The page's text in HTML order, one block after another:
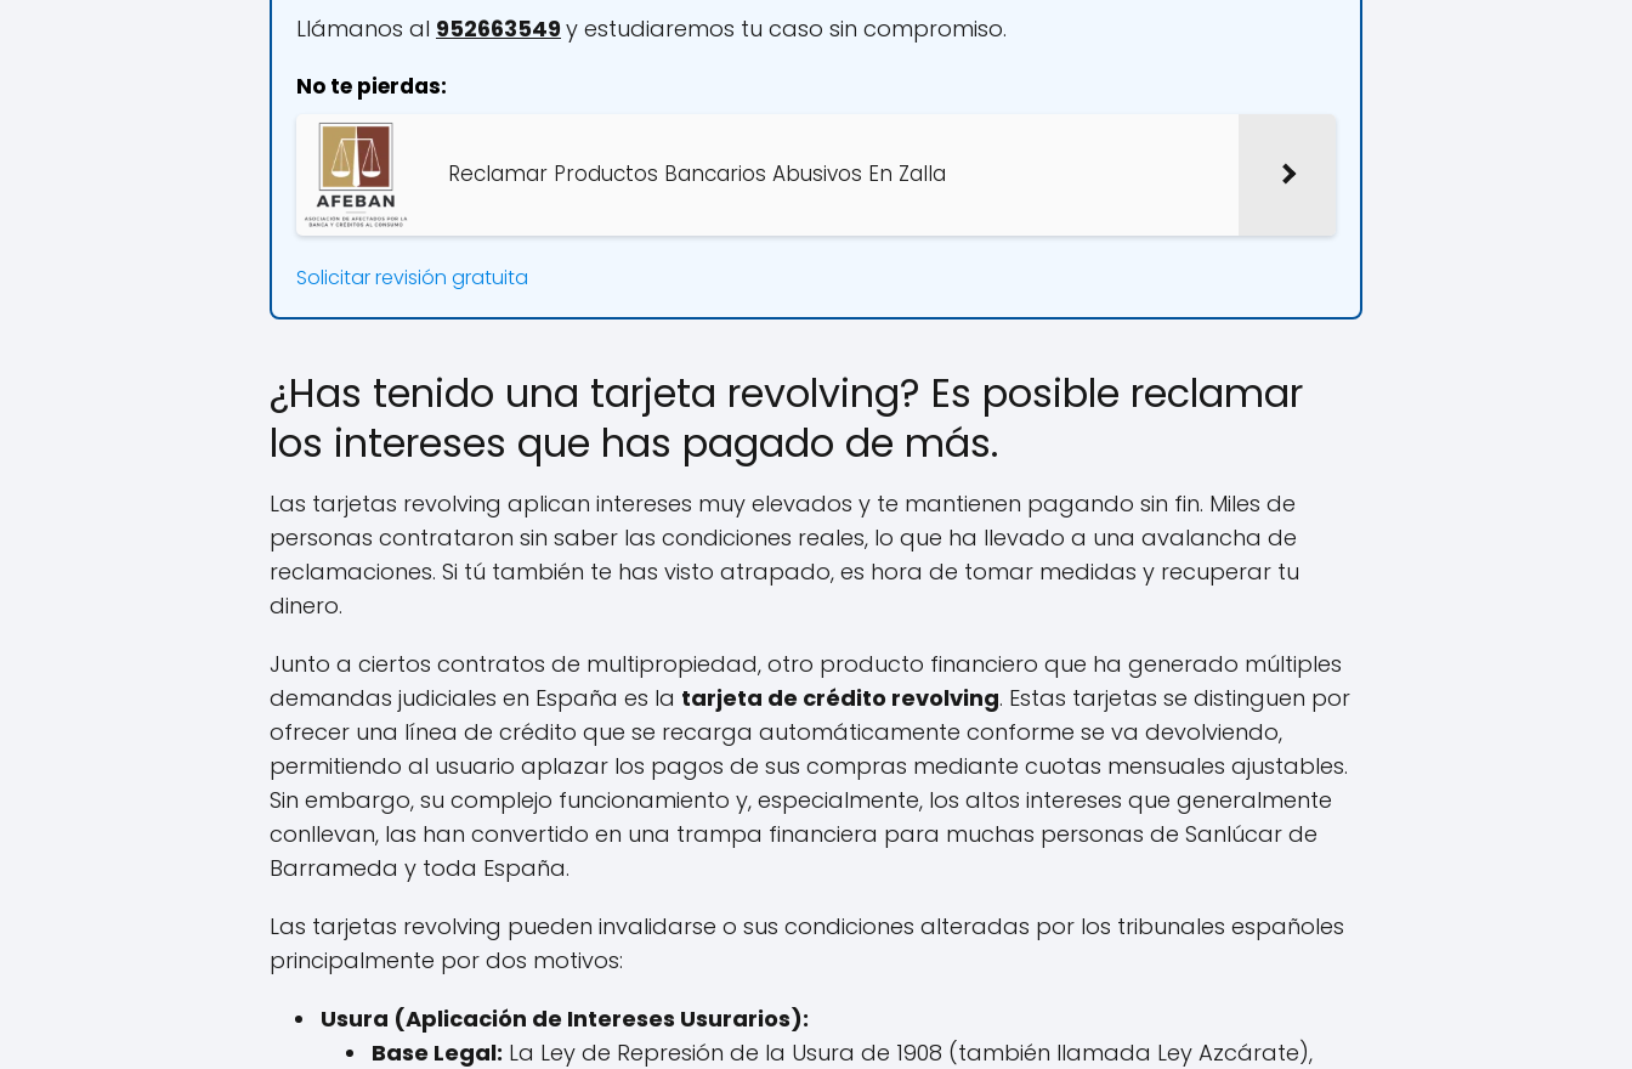
Llámanos al 952663549y estudiaremos tu caso sin compromiso.
No te pierdas:
Reclamar Productos Bancarios Abusivos En Zalla
Solicitar revisión gratuita
¿Has tenido una tarjeta revolving? Es posible reclamar
los intereses que has pagado de más.
Las tarjetas revolving aplican intereses muy elevados y te mantienen pagando sin fin. Miles de
personas contrataron sin saber las condiciones reales, lo que ha llevado a una avalancha de
reclamaciones. Si tú también te has visto atrapado, es hora de tomar medidas y recuperar tu
dinero.
Junto a ciertos contratos de multipropiedad, otro producto financiero que ha generado múltiples
demandas judiciales en España es la tarjeta de crédito revolving. Estas tarjetas se distinguen por
ofrecer una línea de crédito que se recarga automáticamente conforme se va devolviendo,
permitiendo al usuario aplazar los pagos de sus compras mediante cuotas mensuales ajustables.
Sin embargo, su complejo funcionamiento y, especialmente, los altos intereses que generalmente
conllevan, las han convertido en una trampa financiera para muchas personas de Sanlúcar de
Barrameda y toda España.
Las tarjetas revolving pueden invalidarse o sus condiciones alteradas por los tribunales españoles
principalmente por dos motivos:
Usura (Aplicación de Intereses Usurarios):
Base Legal: La Ley de Represión de la Usura de 1908 (también llamada Ley Azcárate),